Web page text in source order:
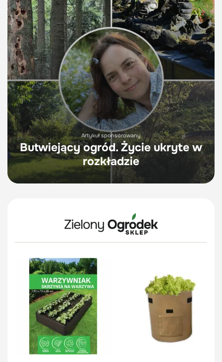
Artykuł sponsorowany
Butwiejący ogród. Życie ukryte w
rozkładzie